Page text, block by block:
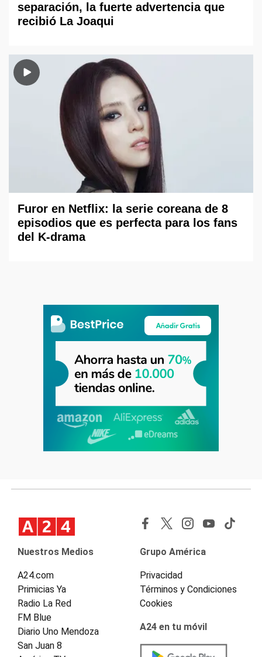
separación, la fuerte advertencia que
recibió La Joaqui
Furor en Netflix: la serie coreana de 8
episodios que es perfecta para los fans
del K-drama
Nuestros Medios
A24.com
Primicias Ya
Radio La Red
FM Blue
Diario Uno Mendoza
San Juan 8
Grupo América
Privacidad
Términos y Condiciones
Cookies
A24 en tu móvil